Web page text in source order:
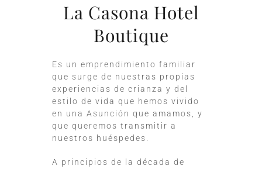
La Casona Hotel
Boutique
Es un emprendimiento familiar
que surge de nuestras propias
experiencias de crianza y del
estilo de vida que hemos vivido
en una Asunción que amamos, y
que queremos transmitir a
nuestros huéspedes.
A principios de la década de